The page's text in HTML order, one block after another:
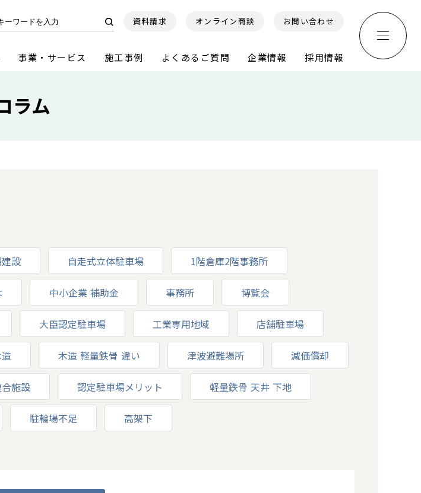
資料請求 オンライン商談 お問い合わせ
事業・サービス 施工事例 よくあるご質問 企業情報 採用情報
ラム
設 自走式立体駐車場 1階倉庫2階事務所
中小企業 補助金 事務所 博覧会
大臣認定駐車場 工業専用地域 店舗駐車場
木造 軽量鉄骨 違い 津波避難場所 減価償却
施設 認定駐車場メリット 軽量鉄骨 天井 下地
駐輪場不足
高架下